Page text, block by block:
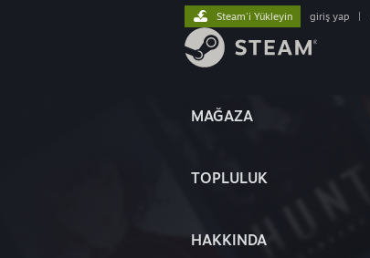
MAĞAZA
TOPLULUK
HAKKINDA
Steam'i Yükleyin giriş yap